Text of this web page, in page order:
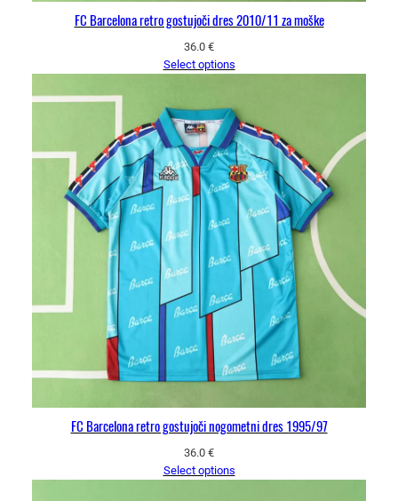
FC Barcelona retro gostujoči dres 2010/11 za moške
36.0 €
Select options
FC Barcelona retro gostujoči nogometni dres 1995/97
36.0 €
Select options